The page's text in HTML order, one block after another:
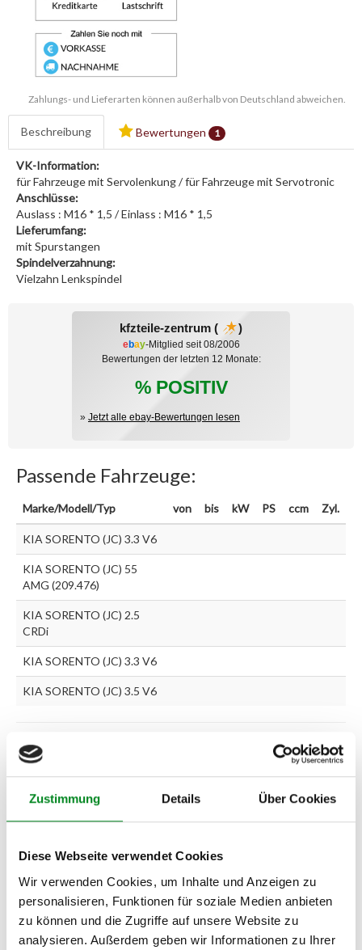
Zustimmung Details Über Cookies
Diese Webseite verwendet Cookies
Wir verwenden Cookies, um Inhalte und Anzeigen zu
personalisieren, Funktionen für soziale Medien anbieten
zu können und die Zugriffe auf unsere Website zu
analysieren. Außerdem geben wir Informationen zu Ihrer
Zahlungs- und Lieferarten können außerhalb von Deutschland abweichen.
Beschreibung Bewertungen 1
VK-Information:
für Fahrzeuge mit Servolenkung / für Fahrzeuge mit Servotronic
Anschlüsse:
Auslass : M16 * 1,5 / Einlass : M16 * 1,5
Lieferumfang:
mit Spurstangen
Spindelverzahnung:
Vielzahn Lenkspindel
kfzteile-zentrum ( )
ebay-Mitglied seit 08/2006
Bewertungen der letzten 12 Monate:
% POSITIV
» Jetzt alle ebay-Bewertungen lesen
Passende Fahrzeuge:
Marke/Modell/Typ von bis kW PS ccm Zyl.
KIA SORENTO (JC) 3.3 V6
KIA SORENTO (JC) 55
AMG (209.476)
KIA SORENTO (JC) 2.5
CRDi
KIA SORENTO (JC) 3.3 V6
KIA SORENTO (JC) 3.5 V6
Zur exakten Fahrzeug-Identifizierung können Sie auch unseren
Support kontaktieren (
Wir benötigen folgende Fahrzeugdaten:Schlüsselnummerzu 2
(2.1) und zu 3 (2.2) oder
Fahrgestellnummer
Oder einfachim Chatnachfragen.